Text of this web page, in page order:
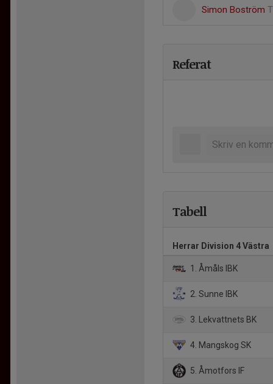
Simon Boström
Referat
Tabell
Herrar Division 4 Västra
1. Åmåls IBK
2. Sunne IBK
3. Lekvattnets BK
4. Mangskog SK
5. Åmotfors IF